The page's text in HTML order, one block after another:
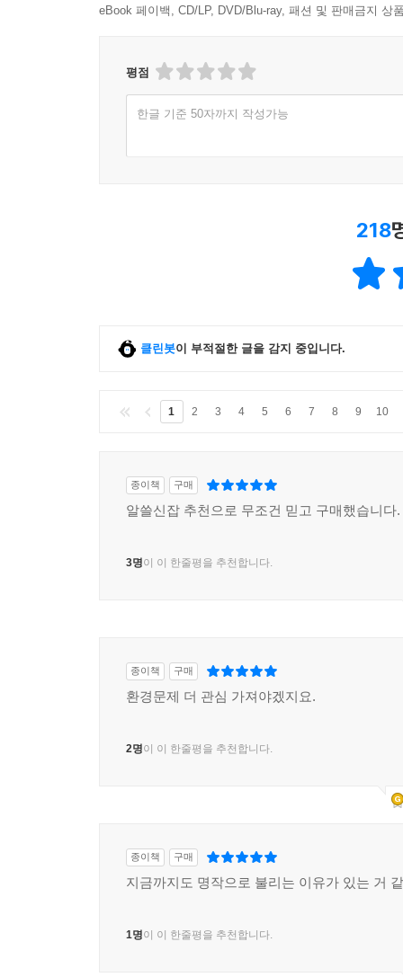
각다귀를 없애기 위해 DDT보다 독성이 약한
검출되었다. 호수에 투입한 DDD는 0.02ppm이었
토양에 뿌려지는 살충제에 관해 꼭 기억해야 할
지나도록 검출되는데, 그 자체로 남아 있기도 하
후 10년이 지나 그 모래토양에서 검출된 적도 있
장소에 있다면 바로 제거의 표적이 되는 것이다
정신을 바짝 차리고 사려 깊게 생각해야 한다.
7. 불필요한 파괴
과도한 화학물질의 사용으로 얼룩진 농업기술
적합한 증인이다. 곤충학자는 그리 적절하다고
어떤 증거도 발견하지 못했다고 선언한다. 성서
너그러움을 발휘해, 그들이 진실을 외면하는 것
살충제는 대부분 비선택적이다. 없애려는 특정
eBook 페이백, CD/LP, DVD/Blu-ray, 패션 및 판매금지 상
평점
한글 기준 50자까지 작성가능
218
클린봇이 부적절한 글을 감지 중입니다.
1 2 3 4 5 6 7 8 9 10
종이책 구매
알쓸신잡 추천으로 무조건 믿고 구매했습니다.
3명이 이 한줄평을 추천합니다.
종이책 구매
환경문제 더 관심 가져야겠지요.
2명이 이 한줄평을 추천합니다.
종이책 구매
지금까지도 명작으로 불리는 이유가 있는 거
1명이 이 한줄평을 추천합니다.